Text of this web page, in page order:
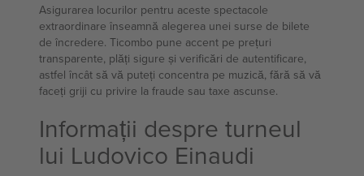
Asigurarea locurilor pentru aceste spectacole
extraordinare înseamnă alegerea unei surse de bilete
de încredere. Ticombo pune accent pe prețuri
transparente, plăți sigure și verificări de autentificare,
astfel încât să vă puteți concentra pe muzică, fără să vă
faceți griji cu privire la fraude sau taxe ascunse.
Informații despre turneul
lui Ludovico Einaudi